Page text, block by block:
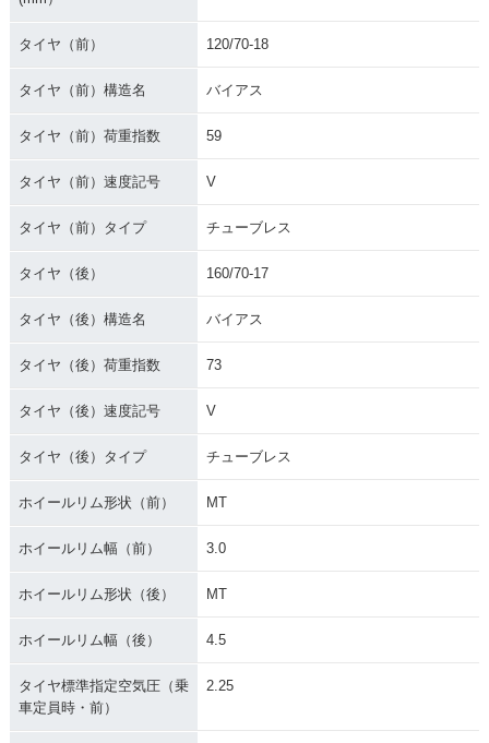
タイヤ（前） 120/70-18
タイヤ（前）構造名 バイアス
タイヤ（前）荷重指数 59
タイヤ（前）速度記号 V
タイヤ（前）タイプ チューブレス
タイヤ（後） 160/70-17
タイヤ（後）構造名 バイアス
タイヤ（後）荷重指数 73
タイヤ（後）速度記号 V
タイヤ（後）タイプ チューブレス
ホイールリム形状（前） MT
ホイールリム幅（前） 3.0
ホイールリム形状（後） MT
ホイールリム幅（後） 4.5
タイヤ標準指定空気圧（乗
車定員時・前）
2.25